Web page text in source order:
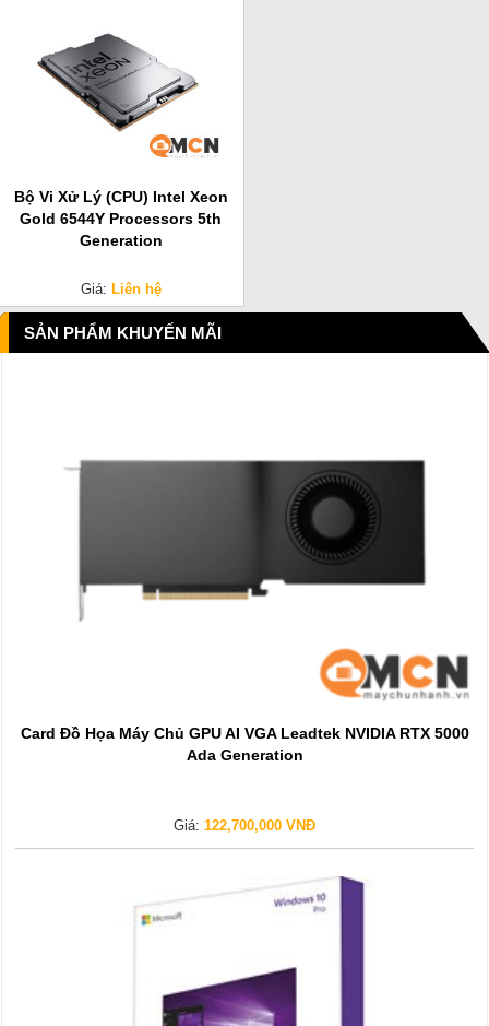
Bộ Vi Xử Lý (CPU) Intel Xeon
Gold 6544Y Processors 5th
Generation
Giá: Liên hệ
SẢN PHẨM KHUYẾN MÃI
Card Đồ Họa Máy Chủ GPU AI VGA Leadtek NVIDIA RTX 5000
Ada Generation
Giá: 122,700,000 VNĐ